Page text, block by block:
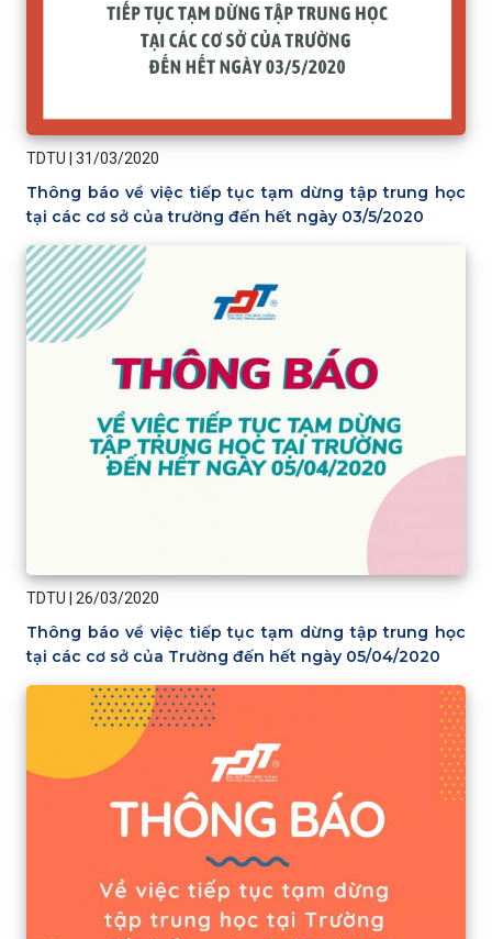
TDTU 31/03/2020
Thông báo về việc tiếp tục tạm dừng tập trung học
tại các cơ sở của trường đến hết ngày 03/5/2020
TDTU 26/03/2020
Thông báo về việc tiếp tục tạm dừng tập trung học
tại các cơ sở của Trường đến hết ngày 05/04/2020